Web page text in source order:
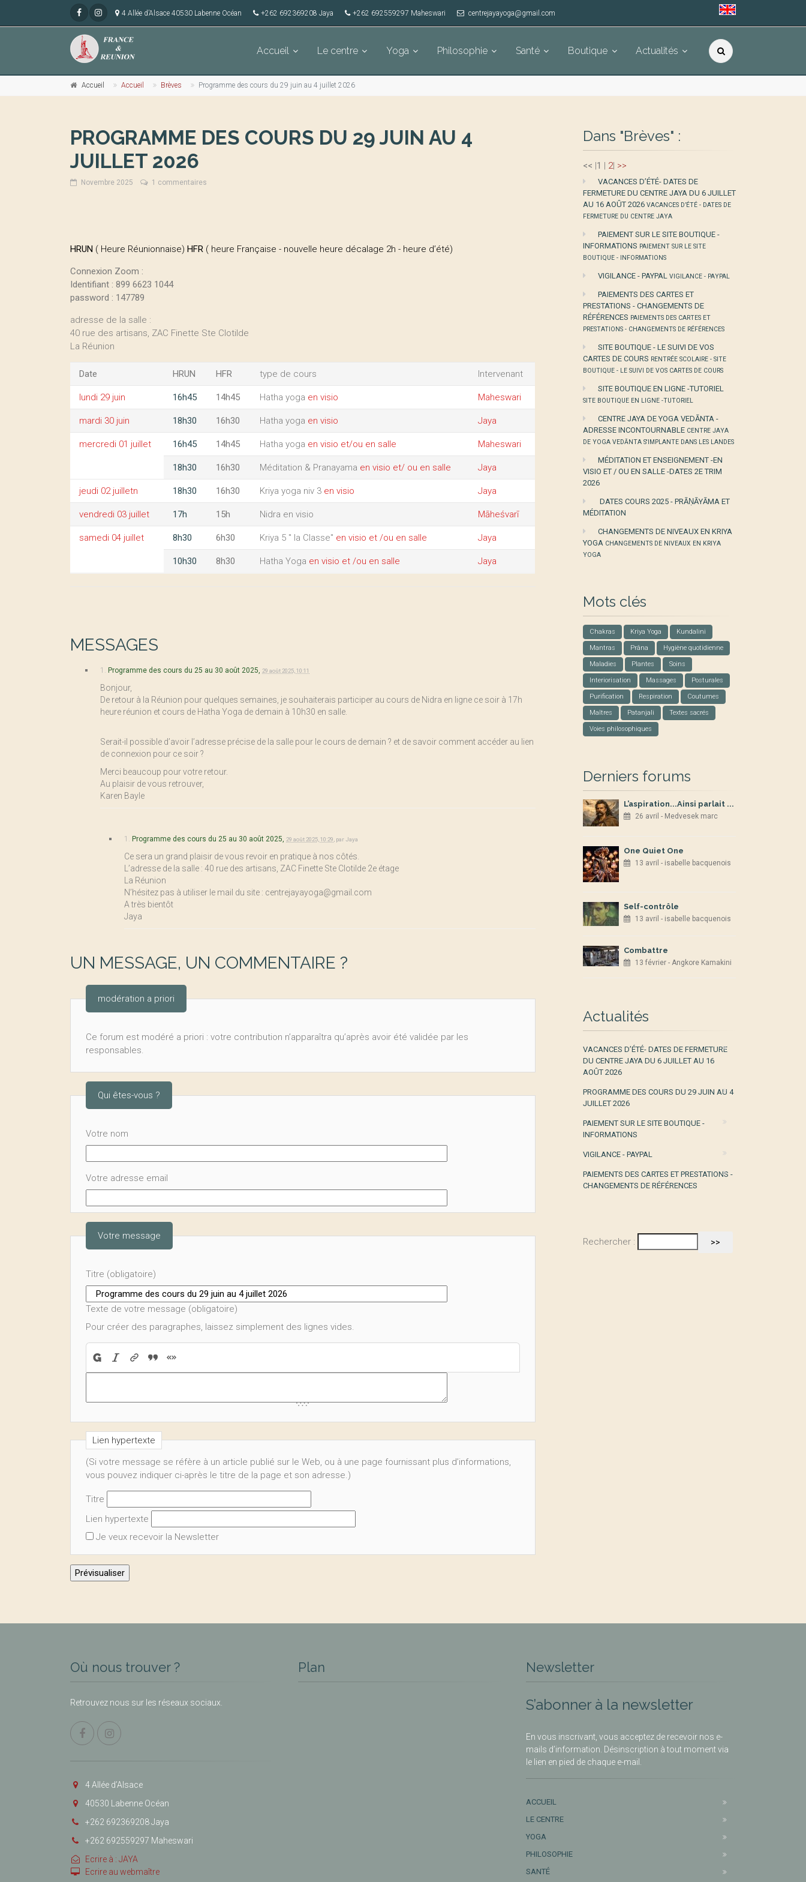
4 Allée d’Alsace 40530 Labenne Océan +262 692369208 Jaya +262 692559297 Maheswari centrejayayoga@gmail.com
Accueil Le centre Yoga Philosophie Santé Boutique Actualités
Accueil Accueil Brèves Programme des cours du 29 juin au 4 juillet 2026
PROGRAMME DES COURS DU 29 JUIN AU 4
JUILLET 2026
Novembre 2025 1 commentaires
HRUN ( Heure Réunionnaise) HFR ( heure Française - nouvelle heure décalage 2h - heure d’été)
Connexion Zoom :
Identifiant : 899 6623 1044
password : 147789
adresse de la salle :
40 rue des artisans, ZAC Finette Ste Clotilde
La Réunion
Date HRUN HFR type de cours Intervenant
lundi 29 juin 16h45 14h45 Hatha yoga en visio Maheswari
mardi 30 juin 18h30 16h30 Hatha yoga en visio Jaya
mercredi 01 juillet 16h45 14h45 Hatha yoga en visio et/ou en salle Maheswari
18h30 16h30 Méditation & Pranayama en visio et/ ou en salle Jaya
jeudi 02 juilletn 18h30 16h30 Kriya yoga niv 3 en visio Jaya
vendredi 03 juillet 17h 15h Nidra en visio Māheśvarī
samedi 04 juillet 8h30 6h30 Kriya 5 " la Classe" en visio et /ou en salle Jaya
10h30 8h30 Hatha Yoga en visio et /ou en salle Jaya
MESSAGES
1. Programme des cours du 25 au 30 août 2025, 29 août 2025, 10:11
Bonjour,
De retour à la Réunion pour quelques semaines, je souhaiterais participer au cours de Nidra en ligne ce soir à 17h
heure réunion et cours de Hatha Yoga de demain à 10h30 en salle.
Serait-il possible d’avoir l’adresse précise de la salle pour le cours de demain ? et de savoir comment accéder au lien
de connexion pour ce soir ?
Merci beaucoup pour votre retour.
Au plaisir de vous retrouver,
Karen Bayle
1. Programme des cours du 25 au 30 août 2025, 29 août 2025, 10:29 parJaya
Ce sera un grand plaisir de vous revoir en pratique à nos côtés.
L’adresse de la salle : 40 rue des artisans, ZAC Finette Ste Clotilde 2e étage
La Réunion
N’hésitez pas à utiliser le mail du site : centrejayayoga@gmail.com
A très bientôt
Jaya
UN MESSAGE, UN COMMENTAIRE ?
modération a priori
Ce forum est modéré a priori : votre contribution n’apparaîtra qu’après avoir été validée par les
responsables.
Qui êtes-vous ?
Votre nom
Votre adresse email
Votre message
Titre (obligatoire)
Texte de votre message (obligatoire)
Pour créer des paragraphes, laissez simplement des lignes vides.
Lien hypertexte
(Si votre message se réfère à un article publié sur le Web, ou à une page fournissant plus d’informations,
vous pouvez indiquer ci-après le titre de la page et son adresse.)
Titre
Lien hypertexte
Je veux recevoir la Newsletter
Dans "Brèves" :
<< |1 | 2| >>
VACANCES D’ÉTÉ- DATES DE
FERMETURE DU CENTRE JAYA DU 6 JUILLET
AU 16 AOÛT 2026 VACANCES D’ÉTÉ - DATES DE
FERMETURE DU CENTRE JAYA
PAIEMENT SUR LE SITE BOUTIQUE -
INFORMATIONS PAIEMENT SUR LE SITE
BOUTIQUE - INFORMATIONS
VIGILANCE - PAYPAL VIGILANCE - PAYPAL
PAIEMENTS DES CARTES ET
PRESTATIONS - CHANGEMENTS DE
RÉFÉRENCES PAIEMENTS DES CARTES ET
PRESTATIONS - CHANGEMENTS DE RÉFÉRENCES
SITE BOUTIQUE - LE SUIVI DE VOS
CARTES DE COURS RENTRÉE SCOLAIRE - SITE
BOUTIQUE - LE SUIVI DE VOS CARTES DE COURS
SITE BOUTIQUE EN LIGNE -TUTORIEL
SITE BOUTIQUE EN LIGNE -TUTORIEL
CENTRE JAYA DE YOGA VEDĀNTA -
ADRESSE INCONTOURNABLE CENTRE JAYA
DE YOGA VEDĀNTA S'IMPLANTE DANS LES LANDES
MÉDITATION ET ENSEIGNEMENT -EN
VISIO ET / OU EN SALLE -DATES 2E TRIM
2026
DATES COURS 2025 - PRĀṆĀYĀMA ET
MÉDITATION
CHANGEMENTS DE NIVEAUX EN KRIYA
YOGA CHANGEMENTS DE NIVEAUX EN KRIYA
YOGA
Mots clés
Chakras Kriya Yoga Kundalini
Mantras Prâna Hygiène quotidienne
Maladies Plantes Soins
Interiorisation Massages Posturales
Purification Respiration Coutumes
Maîtres Patanjali Textes sacrés
Voies philosophiques
Derniers forums
L’aspiration...Ainsi parlait ...
26 avril - Medvesek marc
One Quiet One
13 avril - isabelle bacquenois
Self-contrôle
13 avril - isabelle bacquenois
Combattre
13 février - Angkore Kamakini
Actualités
VACANCES D’ÉTÉ- DATES DE FERMETURE
DU CENTRE JAYA DU 6 JUILLET AU 16
AOÛT 2026
PROGRAMME DES COURS DU 29 JUIN AU 4
JUILLET 2026
PAIEMENT SUR LE SITE BOUTIQUE -
INFORMATIONS
VIGILANCE - PAYPAL
PAIEMENTS DES CARTES ET PRESTATIONS -
CHANGEMENTS DE RÉFÉRENCES
Rechercher :
Où nous trouver ?
Retrouvez nous sur les réseaux sociaux.
4 Allée d’Alsace
40530 Labenne Océan
+262 692369208 Jaya
+262 692559297 Maheswari
Ecrire à : JAYA
Ecrire au webmaître
Plan Newsletter
S’abonner à la newsletter
En vous inscrivant, vous acceptez de recevoir nos e-
mails d’information. Désinscription à tout moment via
le lien en pied de chaque e-mail.
ACCUEIL
LE CENTRE
YOGA
PHILOSOPHIE
SANTÉ